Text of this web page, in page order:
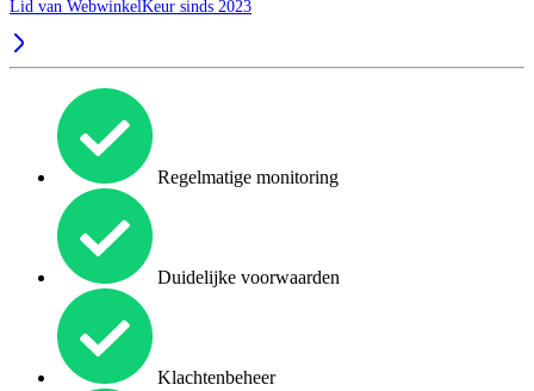
Lid van WebwinkelKeur sinds 2023
Regelmatige monitoring
Duidelijke voorwaarden
Klachtenbeheer